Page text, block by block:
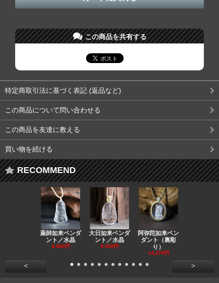
この商品を共有する
特定商取引法に基づく表記 (返品など)
この商品について問い合わせる
この商品を友達に教える
買い物を続ける
RECOMMEND
薬師如来ペンダ
ント／水晶
8,860円
大日如来ペンダ
ント／水晶
9,550円
阿弥陀如来ペン
ダント（裏彫
り）
14,370円
< >